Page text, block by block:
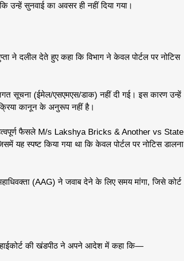
उन्हें सुनवाई का अवसर ही नहीं दिया गया।
ने दलील देते हुए कहा कि विभाग ने केवल पोर्टल पर नोटिस
सूचना (ईमेल/एसएमएस/डाक) नहीं दी गई। इस कारण उन्हें
कानून के अनुरूप नहीं है।
महत्वपूर्ण फैसले M/s Lakshya Bricks & Another vs State
यह स्पष्ट किया गया था कि केवल पोर्टल पर नोटिस डालना
(AAG) ने जवाब देने के लिए समय मांगा, जिसे कोर्ट
की खंडपीठ ने अपने आदेश में कहा कि—